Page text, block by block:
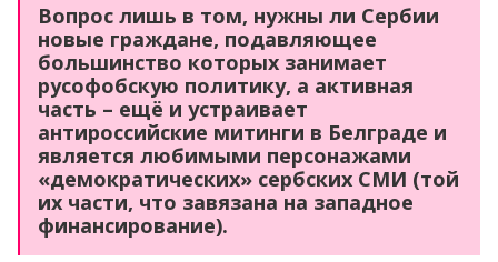
Вопрос лишь в том, нужны ли Сербии
новые граждане, подавляющее
большинство которых занимает
русофобскую политику, а активная
часть – ещё и устраивает
антироссийские митинги в Белграде и
является любимыми персонажами
«демократических» сербских СМИ (той
их части, что завязана на западное
финансирование).